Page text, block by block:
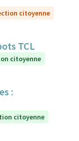
citoyenne
TCL
citoyenne
:
citoyenne